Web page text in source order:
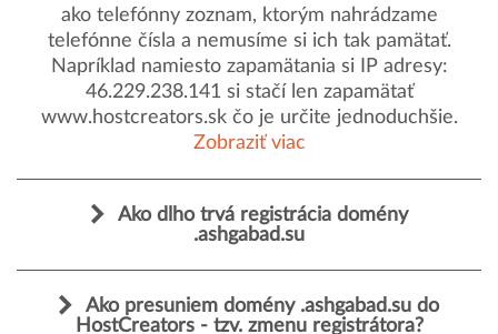
ako telefónny zoznam, ktorým nahrádzame
telefónne čísla a nemusíme si ich tak pamätať.
Napríklad namiesto zapamätania si IP adresy:
46.229.238.141 si stačí len zapamätať
www.hostcreators.sk čo je určite jednoduchšie.
Zobraziť viac
Ako dlho trvá registrácia domény
.ashgabad.su
Ako presuniem domény .ashgabad.su do
HostCreators - tzv. zmenu registrátora?